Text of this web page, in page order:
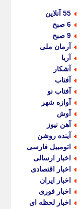
55 آنلاین
6 صبح
9 صبح
آرمان ملی
آریا
آشکار
آفتاب
آفتاب نو
آوازه شهر
آوش
آهن نیوز
آینده روشن
اتومبیل فارسی
اخبار ارسالی
اخبار اقتصادی
اخبار ایران
اخبار فوری
اخبار لحظه ای